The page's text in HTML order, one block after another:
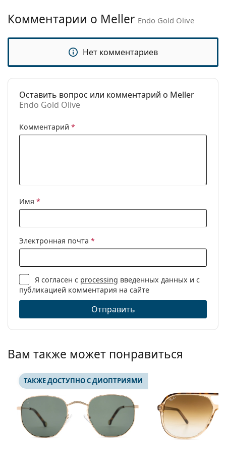
Категория:
Солнцезащитные очки
Бренд:
Meller
Использование:
Модные
Комментарии о Meller Endo Gold Olive
Нет комментариев
Оставить вопрос или комментарий о Meller
Endo Gold Olive
Комментарий *
Имя *
Электронная почта *
Я согласен с processing введенных данных и с
публикацией комментария на сайте
Отправить
Вам также может понравиться
ТАКЖЕ ДОСТУПНО С ДИОПТРИЯМИ